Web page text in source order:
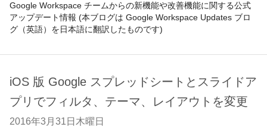
Google Workspace チームからの新機能や改善機能に関する公式
アップデート情報 (本ブログは Google Workspace Updates ブロ
グ（英語）を日本語に翻訳したものです)
iOS 版 Google スプレッドシートとスライドア
プリでフィルタ、テーマ、レイアウトを変更
2016年3月31日木曜日